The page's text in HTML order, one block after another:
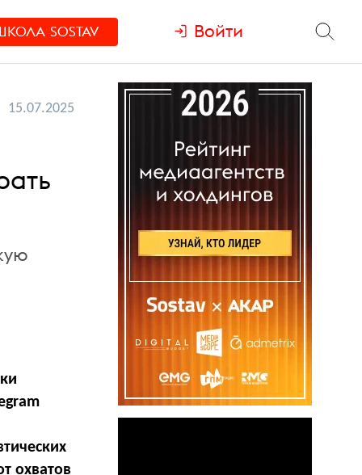
SOSTAV Войти
15.07.2025
охватов